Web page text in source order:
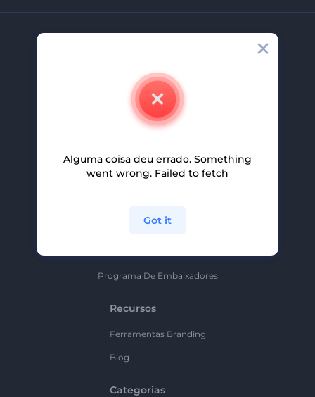
Contate-Nos
Carreiras
Programa De Afiliados
Programa De Embaixadores
Recursos
Ferramentas Branding
Blog
Categorias
Alguma coisa deu errado. Something
went wrong. Failed to fetch
Got it